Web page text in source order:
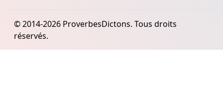
© 2014-2026 ProverbesDictons. Tous droits
réservés.